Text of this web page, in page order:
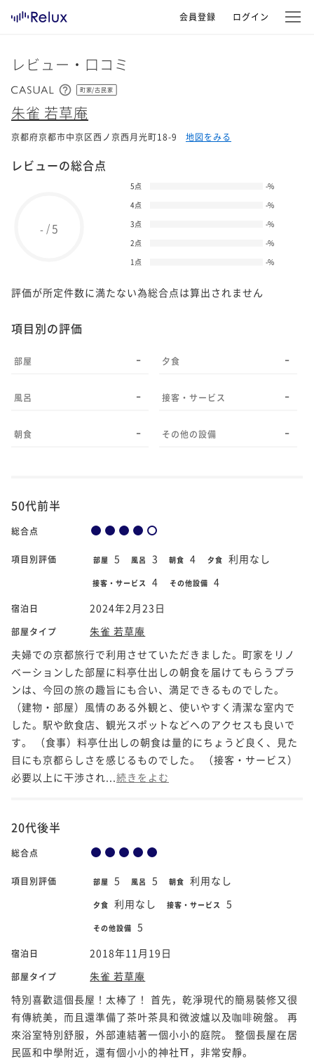
会員登録 ログイン
レビュー・口コミ
町家/古民家
朱雀 若草庵
京都府京都市中京区西ノ京西月光町18-9 地図をみる
レビューの総合点
- /5
5点 -%
4点
-%
3点
-%
2点
-%
1点
-%
評価が所定件数に満たない為総合点は算出されません
項目別の評価
部屋 -
風呂 -
朝食 -
夕食 -
接客・サービス -
その他の設備 -
50代前半
総合点
項目別評価 部屋 5 風呂 3 朝食 4 夕食 利用なし
接客・サービス 4 その他設備 4
宿泊日 2024年2月23日
部屋タイプ
朱雀 若草庵
夫婦での京都旅行で利用させていただきました。町家をリノ
ベーションした部屋に料亭仕出しの朝食を届けてもらうプラ
ンは、今回の旅の趣旨にも合い、満足できるものでした。
（建物・部屋）風情のある外観と、使いやすく清潔な室内で
した。駅や飲食店、観光スポットなどへのアクセスも良いで
す。 （食事）料亭仕出しの朝食は量的にちょうど良く、見た
目にも京都らしさを感じるものでした。 （接客・サービス）
必要以上に干渉され... 続きをよむ
20代後半
総合点
項目別評価 部屋 5 風呂 5 朝食 利用なし
夕食 利用なし 接客・サービス 5
その他設備 5
宿泊日 2018年11月19日
部屋タイプ
朱雀 若草庵
特別喜歡這個長屋！太棒了！ 首先，乾淨現代的簡易裝修又很
有傳統美，而且還準備了茶叶茶具和微波爐以及咖啡碗盤。 再
來浴室特別舒服，外部連結著一個小小的庭院。 整個長屋在居
民區和中學附近，還有個小小的神社⛩️，非常安靜。